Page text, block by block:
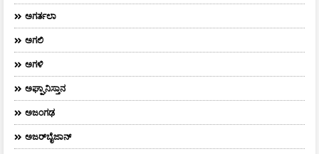
ಅಗರ್ತಲಾ
ಅಗಲಿ
ಅಗಳಿ
ಅಘ್ಘಾನಿಸ್ತಾನ
ಅಜಂಗಢ
ಅಜರ್‌ಬೈಜಾನ್